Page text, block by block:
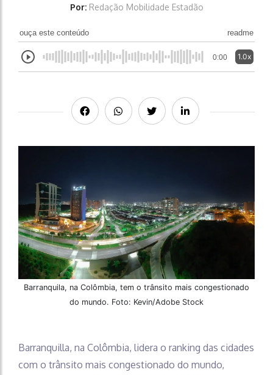
Por: Redação Mobilidade Estadão
ouça este conteúdo readme
0:00 1.0x
Barranquila, na Colômbia, tem o trânsito mais congestionado
do mundo. Foto: Kevin/Adobe Stock
Barranquilla, na Colômbia, lidera o ranking das cidades
com o trânsito mais congestionado do mundo,